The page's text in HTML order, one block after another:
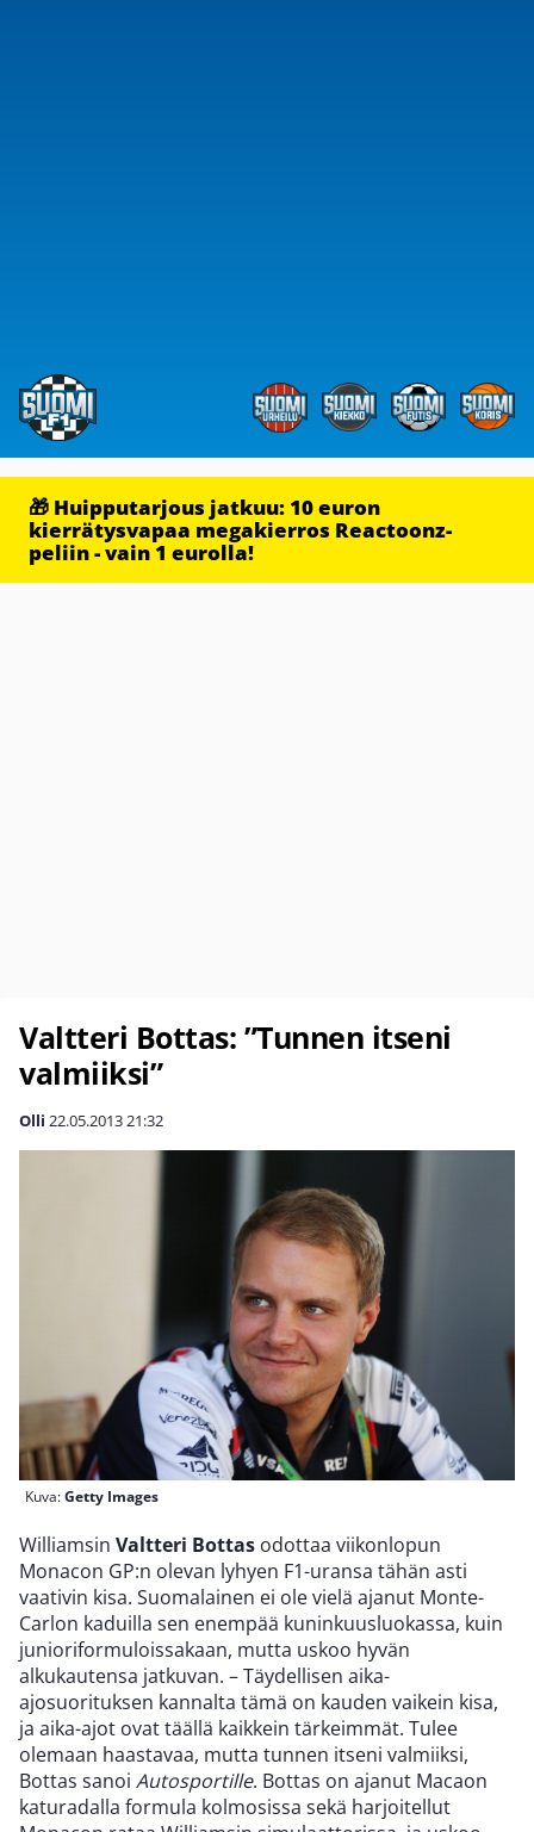
🎁 Huipputarjous jatkuu: 10 euron
kierrätysvapaa megakierros Reactoonz-
peliin - vain 1 eurolla!
Valtteri Bottas: ”Tunnen itseni
valmiiksi”
Olli 22.05.201321:32
Kuva:Getty Images
Williamsin Valtteri Bottas odottaa viikonlopun
Monacon GP:n olevan lyhyen F1-uransa tähän asti
vaativin kisa. Suomalainen ei ole vielä ajanut Monte-
Carlon kaduilla sen enempää kuninkuusluokassa, kuin
junioriformuloissakaan, mutta uskoo hyvän
alkukautensa jatkuvan. – Täydellisen aika-
ajosuorituksen kannalta tämä on kauden vaikein kisa,
ja aika-ajot ovat täällä kaikkein tärkeimmät. Tulee
olemaan haastavaa, mutta tunnen itseni valmiiksi,
Bottas sanoi Autosportille. Bottas on ajanut Macaon
katuradalla formula kolmosissa sekä harjoitellut